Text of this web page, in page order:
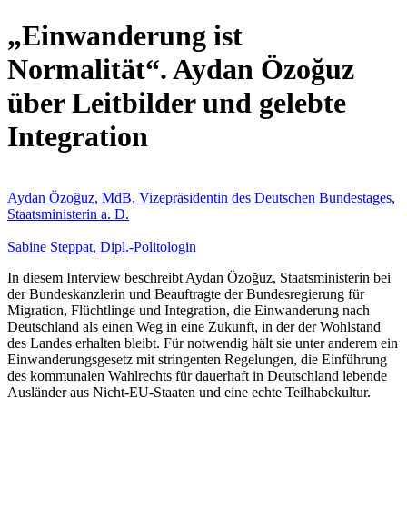
„Einwanderung ist
Normalität“. Aydan Özoğuz
über Leitbilder und gelebte
Integration
Aydan Özoğuz, MdB, Vizepräsidentin des Deutschen Bundestages,
Staatsministerin a. D.
Sabine Steppat, Dipl.-Politologin
In diesem Interview beschreibt Aydan Özoğuz, Staatsministerin bei
der Bundeskanzlerin und Beauftragte der Bundesregierung für
Migration, Flüchtlinge und Integration, die Einwanderung nach
Deutschland als einen Weg in eine Zukunft, in der der Wohlstand
des Landes erhalten bleibt. Für notwendig hält sie unter anderem ein
Einwanderungsgesetz mit stringenten Regelungen, die Einführung
des kommunalen Wahlrechts für dauerhaft in Deutschland lebende
Ausländer aus Nicht-EU-Staaten und eine echte Teilhabekultur.